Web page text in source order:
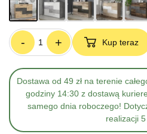
- + Kup teraz
Dostawa od 49 zł na terenie
godziny 14:30 z dostawą
samego dnia roboczego!
realizacji 5